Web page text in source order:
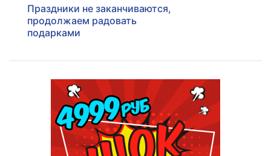
Праздники не заканчиваются,
продолжаем радовать
подарками